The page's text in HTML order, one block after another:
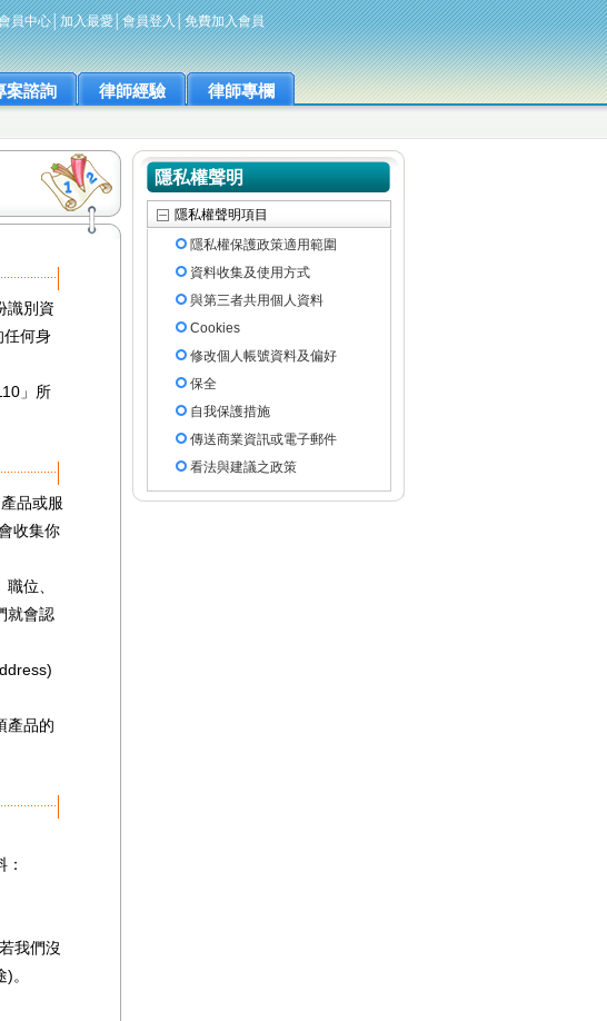
員中心│加入最愛│會員登入│免費加入會員
案諮詢 律師經驗 律師專欄
識別資
任何身
」所
品或服
收集你
位、
就會認
產品的
我們沒
。
隱私權聲明
隱私權聲明項目
隱私權保護政策適用範圍
資料收集及使用方式
與第三者共用個人資料
Cookies
修改個人帳號資料及偏好
保全
自我保護措施
傳送商業資訊或電子郵件
看法與建議之政策